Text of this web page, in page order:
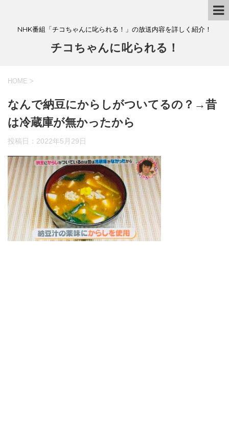
NHK番組「チコちゃんに叱られる！」の放送内容を詳しく紹介！
チコちゃんに叱られる！
HOME >
なんで納豆にからしがついてるの？→昔
は冷蔵庫が無かったから
投稿日： 2022年5月29日